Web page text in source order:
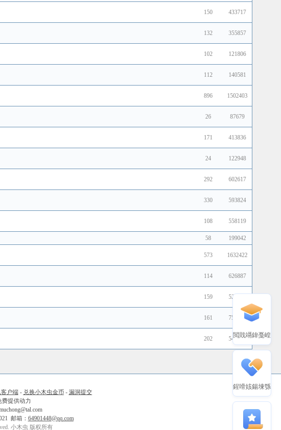
150 433717
132 355857
102 121806
112 140581
896 1502403
26 87679
171 413836
24 122948
292 602617
330 593824
108 558119
58 199042
573 1632422
114 626887
159 526211
161 754938
202 543642
户端- 兑换小木虫金币 - 漏洞提交
费提供动力
邮箱： 64901448@qq.com
小木虫 版权所有
閲戝竵鍏戞崲
鍟嗗姟鍚堜綔